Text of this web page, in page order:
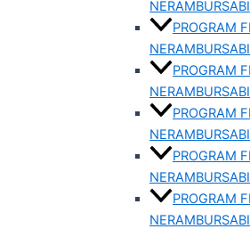
PROGRAM
PROGRAM
PROGRAM
PROGRAM
PROGRAM